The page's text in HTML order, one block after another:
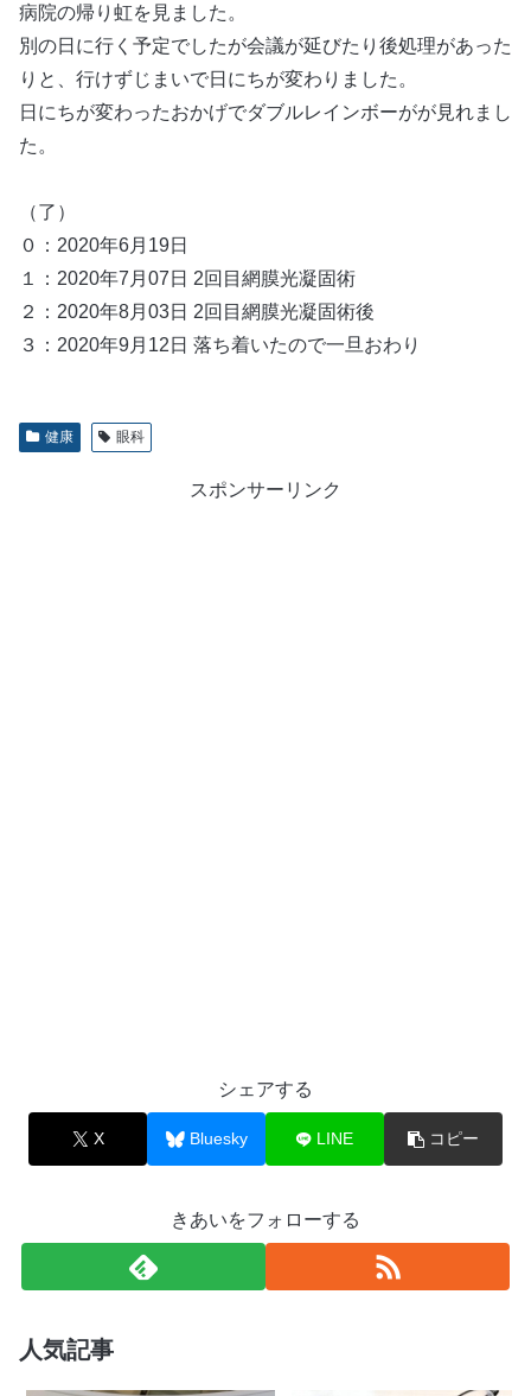
病院の帰り虹を見ました。
別の日に行く予定でしたが会議が延びたり後処理があった
りと、行けずじまいで日にちが変わりました。
日にちが変わったおかげでダブルレインボーがが見れまし
た。
（了）
０：2020年6月19日
１：2020年7月07日 2回目網膜光凝固術
２：2020年8月03日 2回目網膜光凝固術後
３：2020年9月12日 落ち着いたので一旦おわり
健康 眼科
スポンサーリンク
シェアする
X Bluesky LINE コピー
きあいをフォローする
人気記事